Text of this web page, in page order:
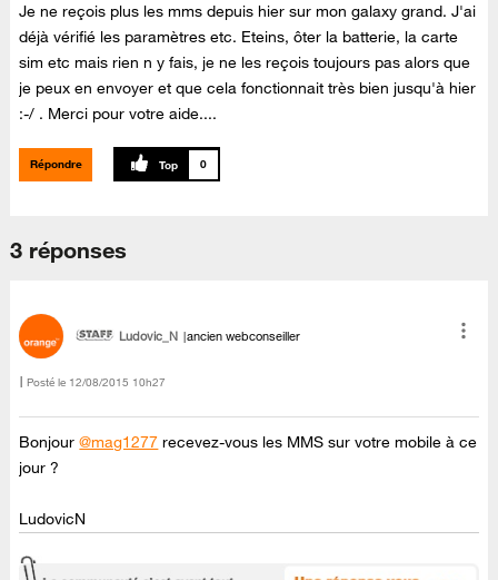
Je ne reçois plus les mms depuis hier sur mon galaxy grand. J'ai
déjà vérifié les paramètres etc. Eteins, ôter la batterie, la carte
sim etc mais rien n y fais, je ne les reçois toujours pas alors que
je peux en envoyer et que cela fonctionnait très bien jusqu'à hier
:-/ . Merci pour votre aide....
Répondre 0
3 réponses
Ludovic_N ancien webconseiller
Posté le ‎12/08/2015 10h27
Bonjour@mag1277 recevez-vous les MMS sur votre mobile à ce
jour ?
LudovicN